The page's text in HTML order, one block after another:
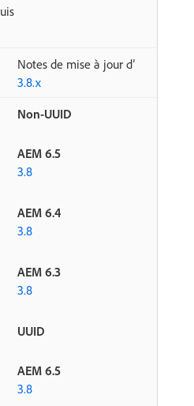
Notes de mise à jour d’
3.8.x
Non-UUID
AEM 6.5
3.8
AEM 6.4
3.8
AEM 6.3
3.8
UUID
AEM 6.5
3.8